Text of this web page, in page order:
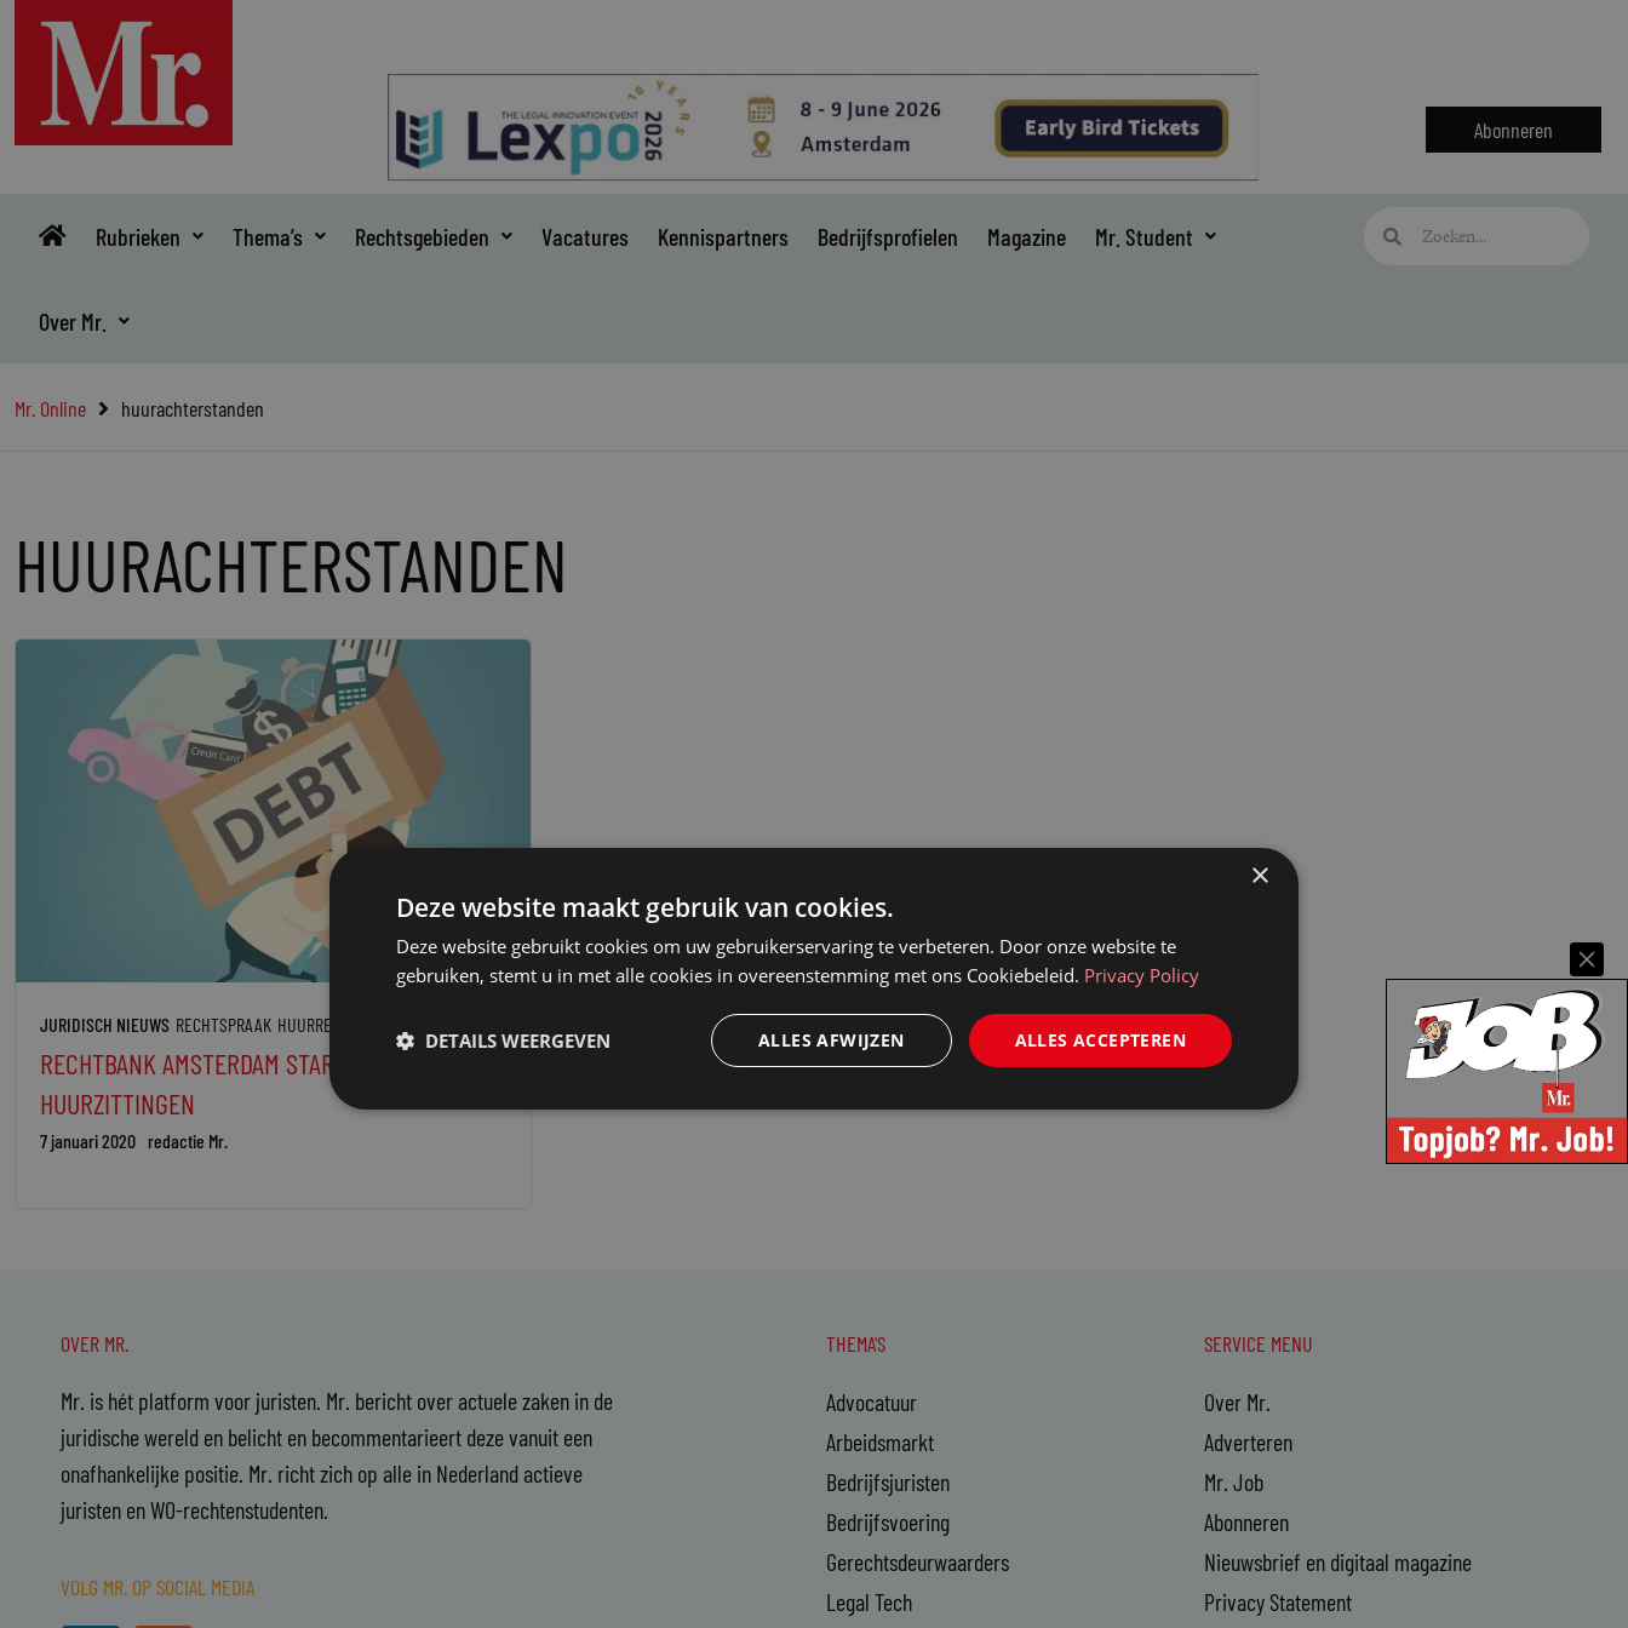
inhoud
Abonneren
Rubrieken Thema’s Rechtsgebieden Vacatures Kennispartners Bedrijfsprofielen Magazine Mr. Student
Over Mr.
Zoeken
Mr. Online huurachterstanden
HUURACHTERSTANDEN
JURIDISCH NIEUWS RECHTSPRAAK HUURRECHT
RECHTBANK AMSTERDAM START MET
HUURZITTINGEN
7 januari 2020 redactie Mr.
OVER MR.
Mr. is hét platform voor juristen. Mr. bericht over actuele zaken in de
juridische wereld en belicht en becommentarieert deze vanuit een
onafhankelijke positie. Mr. richt zich op alle in Nederland actieve
juristen en WO-rechtenstudenten.
VOLG MR. OP SOCIAL MEDIA
THEMA'S
Advocatuur
Arbeidsmarkt
Bedrijfsjuristen
Bedrijfsvoering
Gerechtsdeurwaarders
Legal Tech
SERVICE MENU
Over Mr.
Adverteren
Mr. Job
Abonneren
Nieuwsbrief en digitaal magazine
Privacy Statement
×
Deze website maakt gebruik van cookies.
Deze website gebruikt cookies om uw gebruikerservaring te verbeteren. Door onze website te
gebruiken, stemt u in met alle cookies in overeenstemming met ons Cookiebeleid. Privacy Policy
ALLES ACCEPTEREN
ALLES AFWIJZEN
DETAILS WEERGEVEN